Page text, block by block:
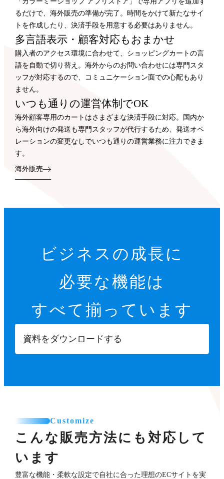
るだけで、海外販売の準備が完了。時間をかけて新たなサイ
トを作成したり、決済手段を用意する必要はありません。
多言語表示・顧客対応もおまかせ
購入者のアクセス環境に合わせて、ショッピングカートの言
語を自動で切り替え。海外からのお問い合わせには専門スタ
ッフが対応するので、コミュニケーション面での心配もあり
ません。
いつも通りの運営体制でOK
海外顧客専用のカートはさまざまな決済手段に対応。国内か
ら海外向けの発送も専門スタッフが代行するため、発送オペ
レーションの変更なしでいつも通りの運営業務に注力できま
す。
海外販売
ビジネスの成長に
必要な機能は
すべて揃っています
資料をダウンロードする
Customize
こんな販売方法にも対応して
います
豊富な機能・柔軟な設定で自社に合った理想のECサイトを実